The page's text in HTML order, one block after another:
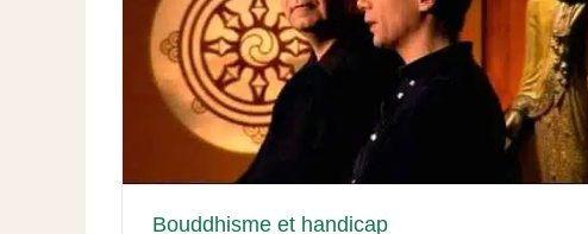
Bouddhisme et handicap